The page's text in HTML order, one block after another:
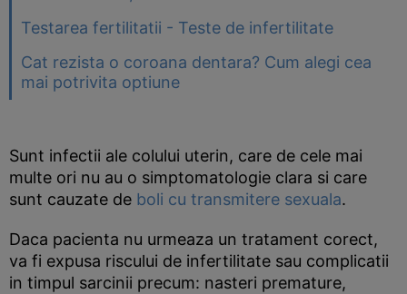
Testarea fertilitatii - Teste de infertilitate
Cat rezista o coroana dentara? Cum alegi cea
mai potrivita optiune
Sunt infectii ale colului uterin, care de cele mai
multe ori nu au o simptomatologie clara si care
sunt cauzate de boli cu transmitere sexuala.
Daca pacienta nu urmeaza un tratament corect,
va fi expusa riscului de infertilitate sau complicatii
in timpul sarcinii precum: nasteri premature,